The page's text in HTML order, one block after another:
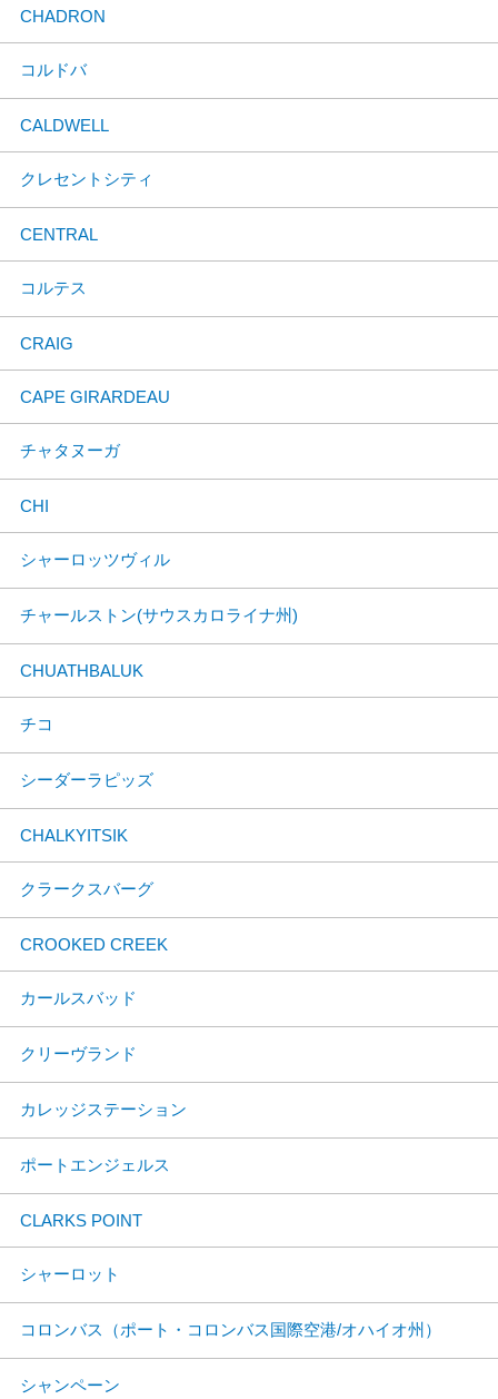
CHADRON
コルドバ
CALDWELL
クレセントシティ
CENTRAL
コルテス
CRAIG
CAPE GIRARDEAU
チャタヌーガ
CHI
シャーロッツヴィル
チャールストン(サウスカロライナ州)
CHUATHBALUK
チコ
シーダーラピッズ
CHALKYITSIK
クラークスバーグ
CROOKED CREEK
カールスバッド
クリーヴランド
カレッジステーション
ポートエンジェルス
CLARKS POINT
シャーロット
コロンバス（ポート・コロンバス国際空港/オハイオ州）
シャンペーン